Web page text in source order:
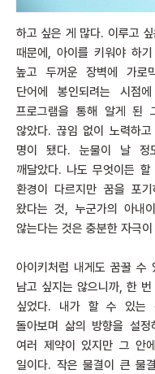
하고 싶은 게 많다. 이루고
때문에, 아이를 키워야 하
높고 두꺼운 장벽에 가로
단어에 봉인되려는 시점
프로그램을 통해 알게 된
않았다. 끊임 없이 노력하
명이 됐다. 눈물이 날 정
깨달았다. 나도 무엇이든
환경이 다르지만 꿈을 포
왔다는 것, 누군가의 아내
않는다는 것은 충분한 자극
아이키처럼 내게도 꿈꿀 수
남고 싶지는 않으니까, 한
싶었다. 내가 할 수 있는
돌아보며 삶의 방향을 설
여러 제약이 있지만 그 안
일이다. 작은 물결이 큰 물